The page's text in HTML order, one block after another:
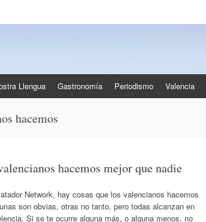
Llengua Gastronomía Periodismo Valencia
hacemos
hacemos mejor que nadie
Network, hay cosas que los valencianos hacemos
son obvias, otras no tanto, pero todas alcanzan en
Si se te ocurre alguna más, o alguna menos, no